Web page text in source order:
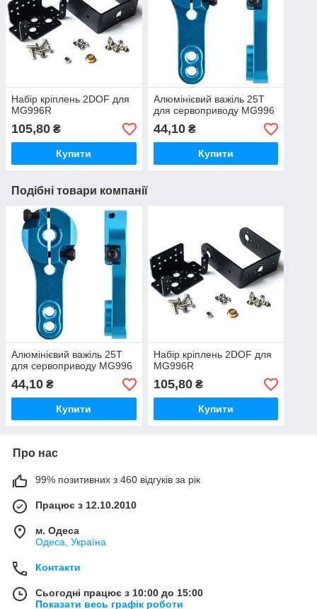
Набір кріплень 2DOF для
MG996R
105,80 ₴
Купити
Алюмінієвий важіль 25Т
для сервоприводу MG996
44,10₴
Купити
Подібні товари компанії
Алюмінієвий важіль 25Т
для сервоприводу MG996
44,10 ₴
Купити
Набір кріплень 2DOF для
MG996R
105,80₴
Купити
Про нас
99% позитивних з 460 відгуків за рік
Працює з 12.10.2010
м. Одеса
Одеса, Україна
Контакти
Сьогодні працює з 10:00 до 15:00
Показати весь графік роботи